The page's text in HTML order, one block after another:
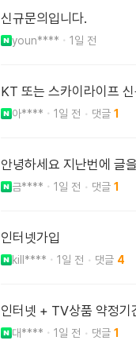
신규문의입니다.
youn**** 1일 전
KT 또는 스카이라이프
아**** 1일 전 1
안녕하세요 지난번에 글
금**** 1일 전 1
인터넷가입
kill**** 1일 전 4
인터넷 + TV상품 약정기
대**** 1일 전 1